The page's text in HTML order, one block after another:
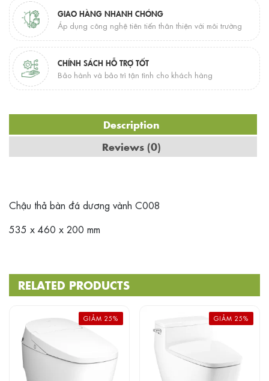
GIAO HÀNG NHANH CHÓNG
Áp dụng công nghệ tiên tiến thân thiện với môi trường
CHÍNH SÁCH HỖ TRỢ TỐT
Bảo hành và bảo trì tận tình cho khách hàng
Description
Reviews (0)
Chậu thả bàn đá dương vành C008
535 x 460 x 200 mm
RELATED PRODUCTS
GIẢM 25% GIẢM 25%